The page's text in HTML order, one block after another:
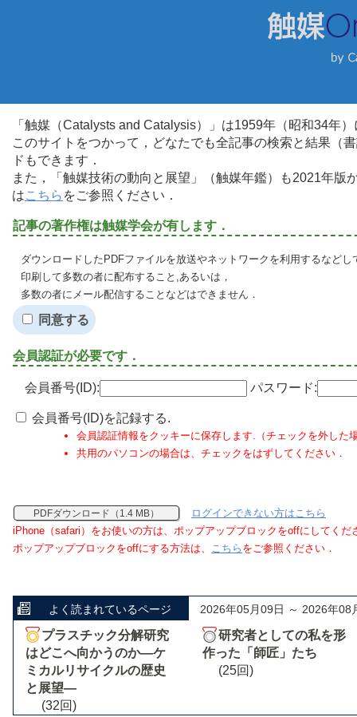
「触媒（Catalysts and Catalysis）」は1959年（昭和34年
このサイトをつかって，どなたでも全記事の検索と結果（
ドもできます．
また，「触媒技術の動向と展望」（触媒年鑑）も2021年
はこちら をご参照ください．
記事の著作権は触媒学会が有します．
ダウンロードしたPDFファイルを放送やネットワークを利用するなど
印刷して多数の者に配布すること,あるいは，
多数の者にメール配信することなどはできません．
同意する
会員認証が必要です．
会員番号(ID): パスワード:
会員番号(ID)を記録する.
会員認証情報をクッキーに保存します.（チェックを外した
共用のパソコンの場合は、チェックをはずしてください．
PDFダウンロード（1.4 MB）
ログインできない方はこちら
iPhone（safari）をお使いの方は、ポップアップブロックをoffにしてくだ
ポップアップブロックをoffにする方法は、 こちら をご参照ください．
よく読まれているページ 2026年05月09日 ～ 2026年08
プラスチック分解研究
はどこへ向かうのか―ケ
ミカルリサイクルの歴史
と展望―
(32回)
研究者としての私を形
作った「師匠」たち
(25回)